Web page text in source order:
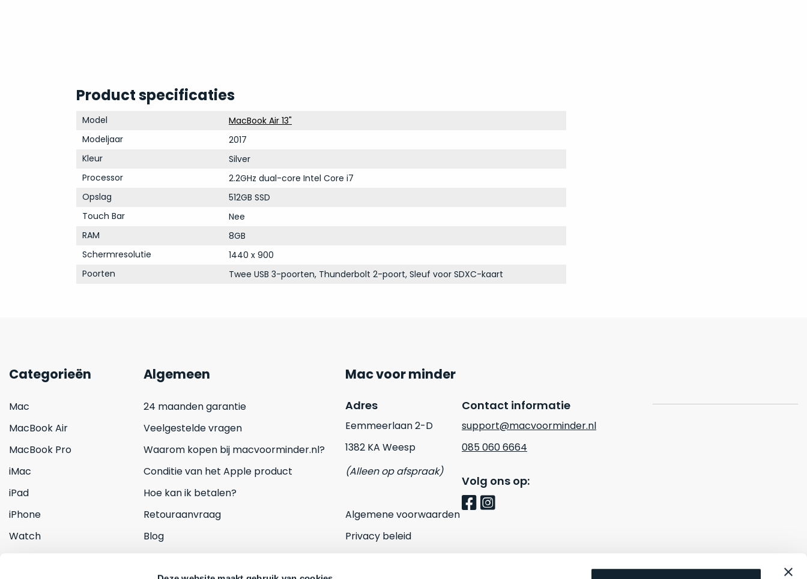
Product specificaties
Model
MacBook Air 13"
Modeljaar
2017
Kleur
Silver
Processor
2.2GHz dual-core Intel Core i7
Opslag
512GB SSD
Touch Bar
Nee
RAM
8GB
Schermresolutie
1440 x 900
Poorten
Twee USB 3-poorten, Thunderbolt 2-poort, Sleuf voor SDXC-kaart
Categorieën
Mac
MacBook Air
MacBook Pro
iMac
iPad
iPhone
Watch
Algemeen
24 maanden garantie
Veelgestelde vragen
Waarom kopen bij macvoorminder.nl?
Conditie van het Apple product
Hoe kan ik betalen?
Retouraanvraag
Blog
Mac voor minder
Adres
Eemmeerlaan 2-D
1382 KA Weesp
(Alleen op afspraak)
Algemene voorwaarden
Privacy beleid
Contact informatie
support@macvoorminder.nl
085 060 6664
Volg ons op: